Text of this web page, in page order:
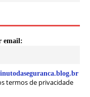
email:
termos de privacidade